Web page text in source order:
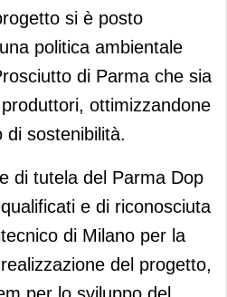
si è posto
politica ambientale
di Parma che sia
ottimizzandone
di sostenibilità.
di tutela del Parma Dop
e di riconosciuta
di Milano per la
del progetto,
per lo sviluppo del